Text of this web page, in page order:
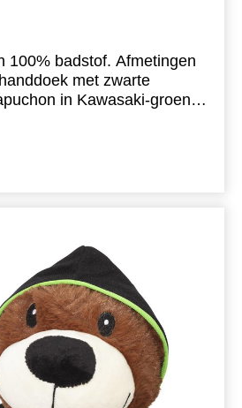
100% badstof. Afmetingen
met zwarte
in Kawasaki-groen.